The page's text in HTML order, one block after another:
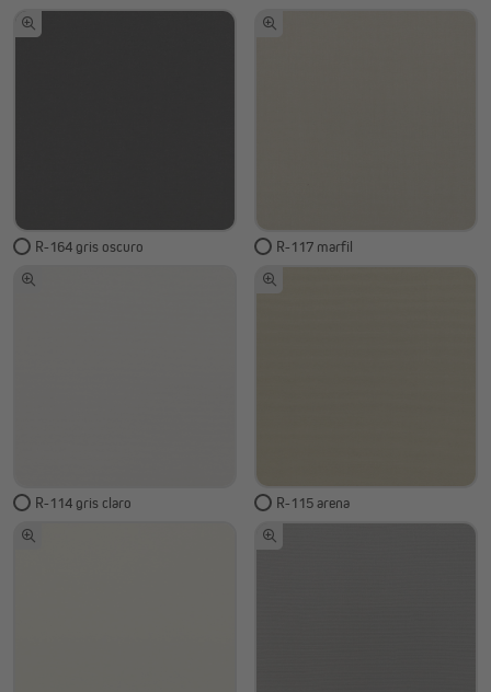
R-164 gris oscuro R-117 marfil
R-114 gris claro R-115 arena